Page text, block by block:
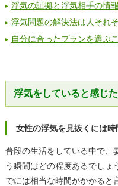
浮気の証拠と浮気相手の情
浮気問題の解決法は人それ
自分に合ったプランを選ぶ
浮気をしていると感じ
女性の浮気を見抜くには時
普段の生活をしている中で、
う瞬間はどの程度あるでしょ
でには相当な時間がかかると